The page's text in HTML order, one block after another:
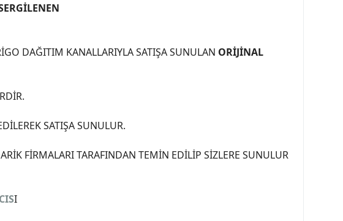
DAĞITIM KANALLARIYLA SATIŞA SUNULAN ORİJİNAL
SATIŞA SUNULUR.
FİRMALARI TARAFINDAN TEMİN EDİLİP SİZLERE SUNULUR
I